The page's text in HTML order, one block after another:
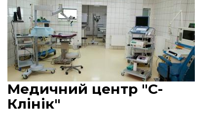
Медичний центр "С-
Клінік"